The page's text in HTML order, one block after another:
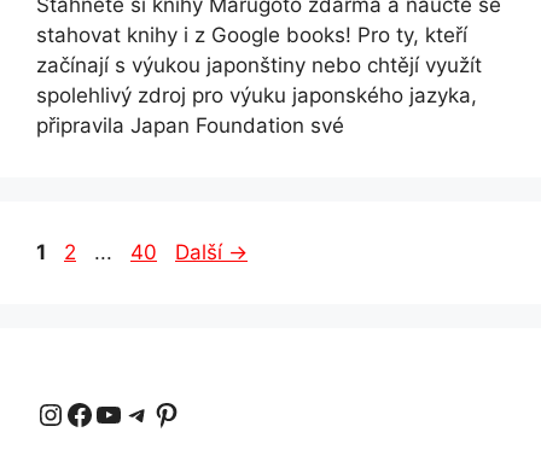
Stáhněte si knihy Marugoto zdarma a naučte se
stahovat knihy i z Google books! Pro ty, kteří
začínají s výukou japonštiny nebo chtějí využít
spolehlivý zdroj pro výuku japonského jazyka,
připravila Japan Foundation své
Stránka
1 Stránka
2 ... Stránka
40 Další →
Instagram Facebook YouTube Telegram Pinterest